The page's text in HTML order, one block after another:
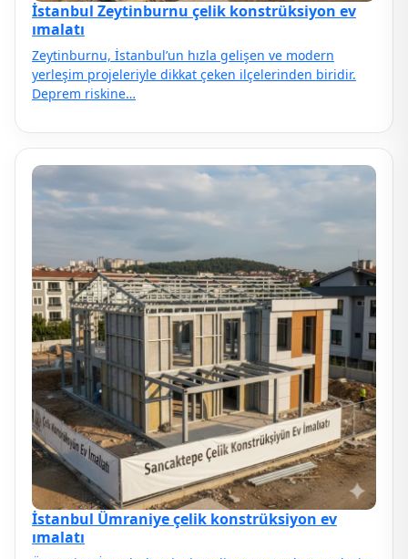
İstanbul Zeytinburnu çelik konstrüksiyon ev
ımalatı
Zeytinburnu, İstanbul’un hızla gelişen ve modern
yerleşim projeleriyle dikkat çeken ilçelerinden biridir.
Deprem riskine…
İstanbul Ümraniye çelik konstrüksiyon ev
ımalatı